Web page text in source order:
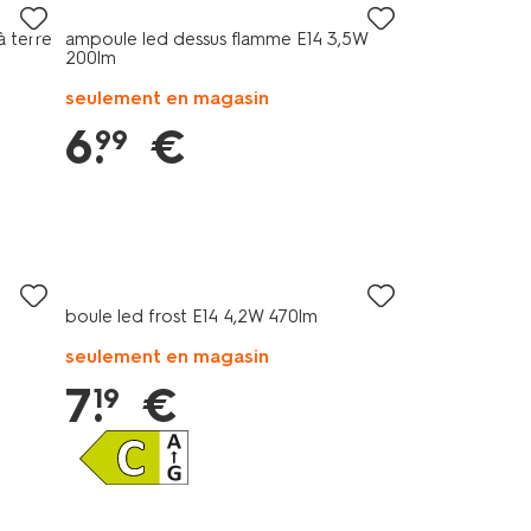
terre
ampoule led dessus flamme E14 3,5W
200lm
seulement en magasin
6.
99 €
boule led frost E14 4,2W 470lm
seulement en magasin
7.
19 €